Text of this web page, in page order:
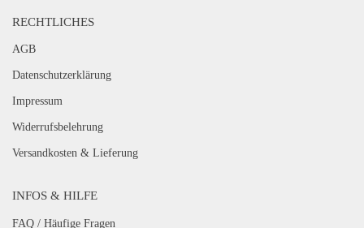
RECHTLICHES
AGB
Datenschutzerklärung
Impressum
Widerrufsbelehrung
Versandkosten & Lieferung
INFOS & HILFE
FAQ / Häufige Fragen